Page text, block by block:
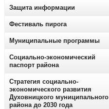
Защита информации
Фестиваль пирога
Муниципальные программы
Социально-экономический
паспорт района
Стратегия социально-
экономического развития
Духовницкого муниципального
района до 2030 года